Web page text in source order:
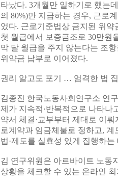
타났다. 3개월만 일하기로 했는
의 80%)만 지급하는 경우, 근로
었다. 근로기준법상 금지된 위약
첫 월급에서 보증금조로 30만원
막 달 월급을 주지 않는다는 조
위약금 납부로 이어졌다.
권리 알고도 포기 … 엄격한 법
김종진 한국노동사회연구소 연
제가 지속적·반복적으로 나타나
약서 체결·교부부터 제대로 이
로계약과 임금체불로 정하고,
법·제도를 실효성 있게 집행하
김 연구위원은 아르바이트 노동
상황을 체크할 수 있는 온라인